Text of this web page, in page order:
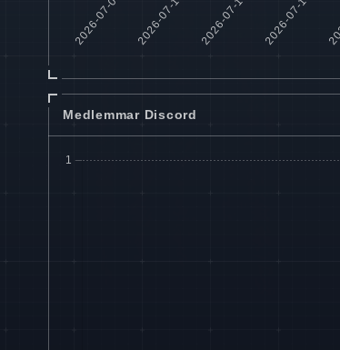
Medlemmar Discord